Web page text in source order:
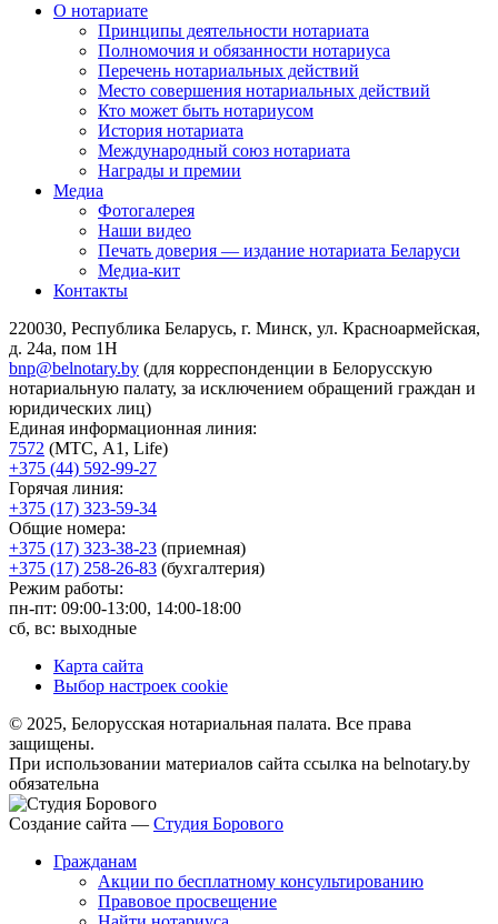
О нотариате
Принципы деятельности нотариата
Полномочия и обязанности нотариуса
Перечень нотариальных действий
Место совершения нотариальных действий
Кто может быть нотариусом
История нотариата
Международный союз нотариата
Награды и премии
Медиа
Фотогалерея
Наши видео
Печать доверия — издание нотариата Беларуси
Медиа-кит
Контакты
220030, Республика Беларусь, г. Минск, ул. Красноармейская,
д. 24а, пом 1Н
bnp@belnotary.by (для корреспонденции в Белорусскую
нотариальную палату, за исключением обращений граждан и
юридических лиц)
Единая информационная линия:
7572 (МТС, A1, Life)
+375 (44) 592-99-27
Горячая линия:
+375 (17) 323-59-34
Общие номера:
+375 (17) 323-38-23 (приемная)
+375 (17) 258-26-83 (бухгалтерия)
Режим работы:
пн-пт: 09:00-13:00, 14:00-18:00
сб, вс: выходные
Карта сайта
Выбор настроек cookie
© 2025, Белорусская нотариальная палата. Все права
защищены.
При использовании материалов сайта ссылка на belnotary.by
обязательна
Создание сайта — Студия Борового
Гражданам
Акции по бесплатному консультированию
Правовое просвещение